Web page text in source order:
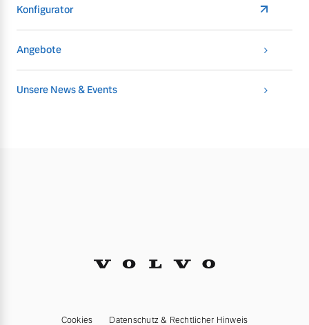
Konfigurator
Angebote
Unsere News & Events
Cookies Datenschutz & Rechtlicher Hinweis